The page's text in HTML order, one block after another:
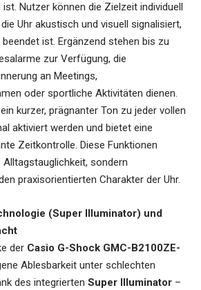
Nutzer können die Zielzeit individuell
Uhr akustisch und visuell signalisiert,
ist. Ergänzend stehen bis zu
zur Verfügung, die
an Meetings,
oder sportliche Aktivitäten dienen.
kurzer, prägnanter Ton zu jeder vollen
aktiviert werden und bietet eine
Zeitkontrolle. Diese Funktionen
sondern
praxisorientierten Charakter der Uhr.
(Super Illuminator) und
der Casio G-Shock GMC-B2100ZE-
Ablesbarkeit unter schlechten
des integrierten Super Illuminator –